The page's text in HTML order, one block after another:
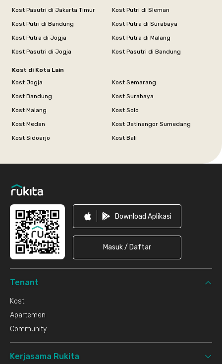
Kost Pasutri di Jakarta Timur
Kost Putri di Sleman
Kost Putri di Bandung
Kost Putra di Surabaya
Kost Putra di Jogja
Kost Putra di Malang
Kost Pasutri di Jogja
Kost Pasutri di Bandung
Kost di Kota Lain
Kost Jogja
Kost Semarang
Kost Bandung
Kost Surabaya
Kost Malang
Kost Solo
Kost Medan
Kost Jatinangor Sumedang
Kost Sidoarjo
Kost Bali
Download Aplikasi
Masuk / Daftar
Tenant
Kost
Apartemen
Community
Kerjasama Rukita